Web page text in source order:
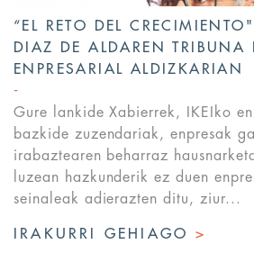
“EL RETO DEL
DIAZ DE ALDAREN TRIBUNA
ENPRESARIAL ALDIZKARIAN
Gure lankide Xabierrek, IKEIko
bazkide zuzendariak, enpresak
irabaztearen beharraz
luzean hazkunderik ez duen
seinaleak adierazten ditu, ziur...
IRAKURRI GEHIAGO>